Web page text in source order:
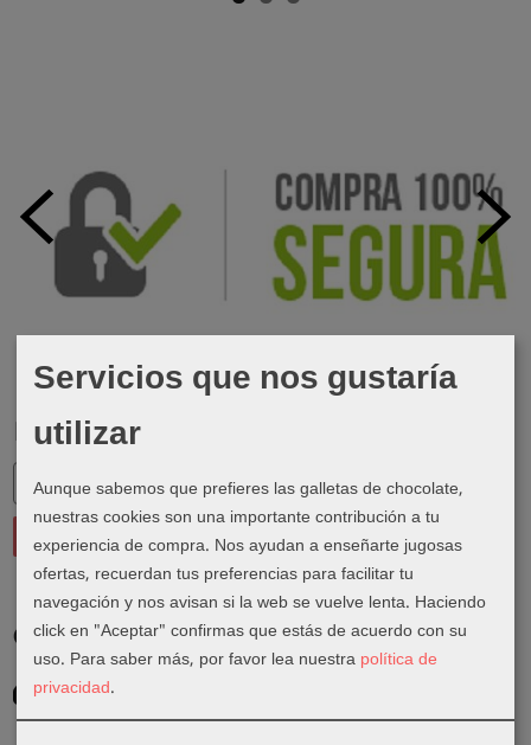
Marcas
Costes de Envío
GRATIS *
Servicios que nos gustaría
utilizar
Aunque sabemos que prefieres las galletas de chocolate,
nuestras cookies son una importante contribución a tu
experiencia de compra. Nos ayudan a enseñarte jugosas
ofertas, recuerdan tus preferencias para facilitar tu
navegación y nos avisan si la web se vuelve lenta. Haciendo
click en "Aceptar" confirmas que estás de acuerdo con su
uso. Para saber más, por favor lea nuestra política de
privacidad.